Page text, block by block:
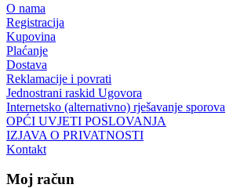
O nama
Registracija
Kupovina
Plaćanje
Dostava
Reklamacije i povrati
Jednostrani raskid Ugovora
Internetsko (alternativno) rješavanje sporova
OPĆI UVJETI POSLOVANJA
IZJAVA O PRIVATNOSTI
Kontakt
Moj račun